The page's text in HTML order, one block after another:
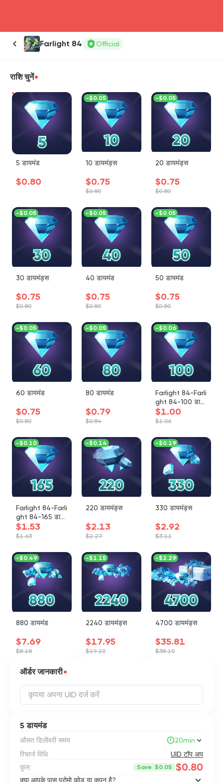
Farlight 84 Official
राशि चुनें
5 डायमंड
$0.80
10 डायमंड्स
$0.75
$0.80
-$0.05
20 डायमंड्स
$0.75
$0.80
-$0.05
30 डायमंड्स
$0.75
$0.80
-$0.05
40 डायमंड
$0.75
$0.80
-$0.05
50 डायमंड
$0.75
$0.80
-$0.05
60 डायमंड
$0.75
$0.80
-$0.05
80 डायमंड
$0.79
$0.84
-$0.05
Farlight 84-Farli
ght 84-100 डाय
मंड
$1.00
$1.06
-$0.06
Farlight 84-Farli
ght 84-165 डाय
मंड
$1.53
$1.63
-$0.10
220 डायमंड्स
$2.13
$2.27
-$0.14
330 डायमंड्स
$2.92
$3.11
-$0.19
880 डायमंड
$7.69
$8.18
-$0.49
2240 डायमंड्स
$17.95
$19.10
-$1.15
4700 डायमंड्स
$35.81
$38.10
-$2.29
ऑर्डर जानकारी
5 डायमंड
औसत डिलीवरी समय
20min
रिचार्ज विधि
UID टॉप अप
कुल:
Save $0.05 $0.80
क्या आपके पास प्रोमो कोड या कूपन है?